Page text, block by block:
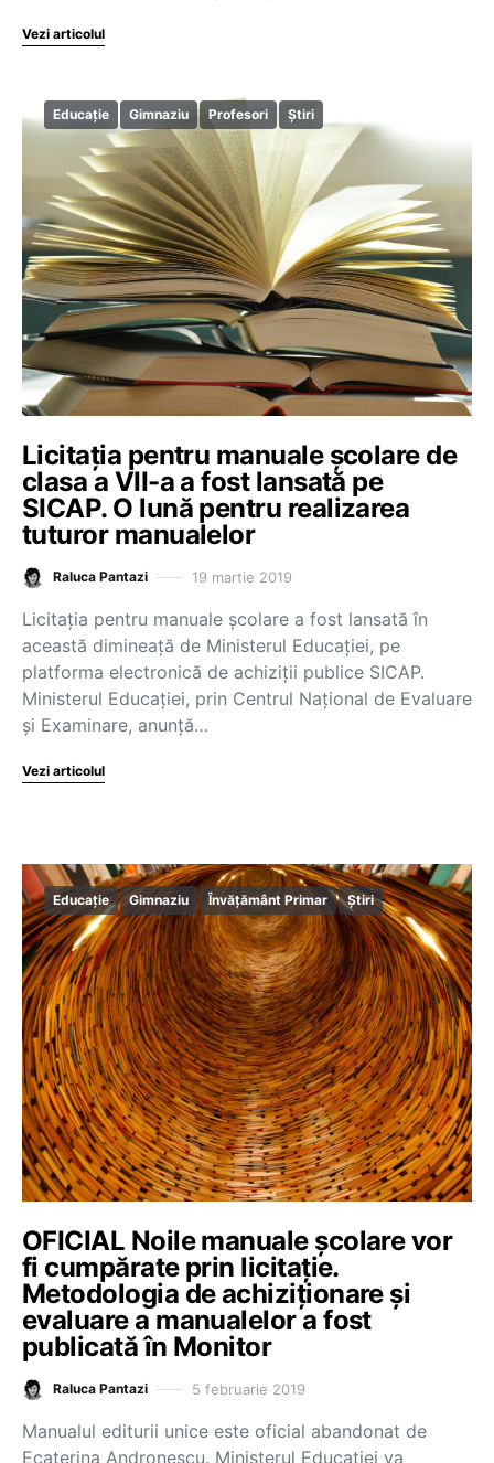
Vezi articolul
Educație Gimnaziu Profesori Știri
Licitația pentru manuale școlare de
clasa a VII-a a fost lansată pe
SICAP. O lună pentru realizarea
tuturor manualelor
Raluca Pantazi 19 martie 2019
Licitația pentru manuale școlare a fost lansată în
această dimineață de Ministerul Educației, pe
platforma electronică de achiziții publice SICAP.
Ministerul Educației, prin Centrul Național de Evaluare
și Examinare, anunță…
Vezi articolul
Educație Gimnaziu Învățământ Primar Știri
OFICIAL Noile manuale școlare vor
fi cumpărate prin licitație.
Metodologia de achiziționare și
evaluare a manualelor a fost
publicată în Monitor
Raluca Pantazi 5 februarie 2019
Manualul editurii unice este oficial abandonat de
Ecaterina Andronescu. Ministerul Educației va